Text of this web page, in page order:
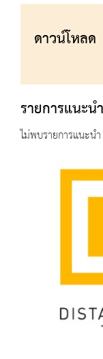
ดาวน์โหลด
รายการแนะนำ
ไม่พบรายการแนะนำ